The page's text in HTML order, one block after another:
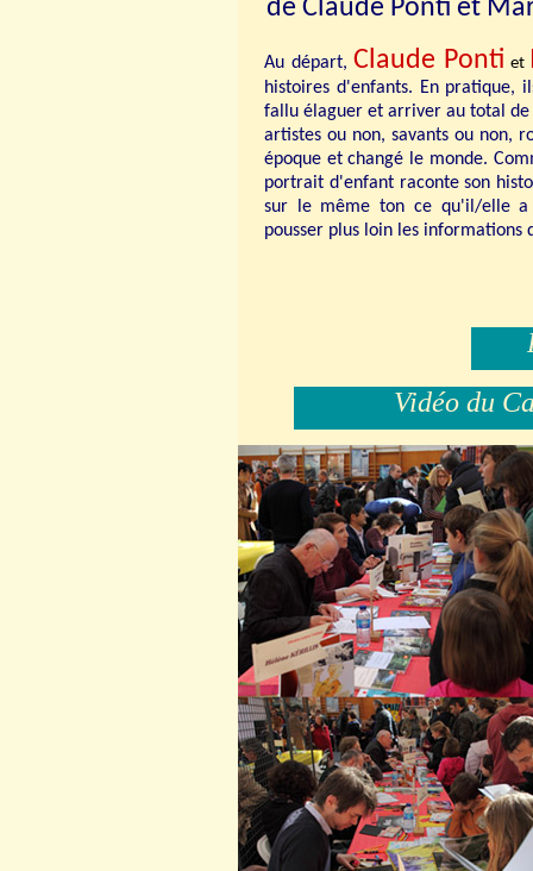
Vidéo du
Au départ,Claude Ponti et
histoires d'enfants. En pratique,
fallu élaguer et arriver au total de
artistes ou non, savants ou non,
époque et changé le monde.
portrait d'enfant raconte son
sur le même ton ce qu'il/elle a
pousser plus loin les
de Claude Ponti et